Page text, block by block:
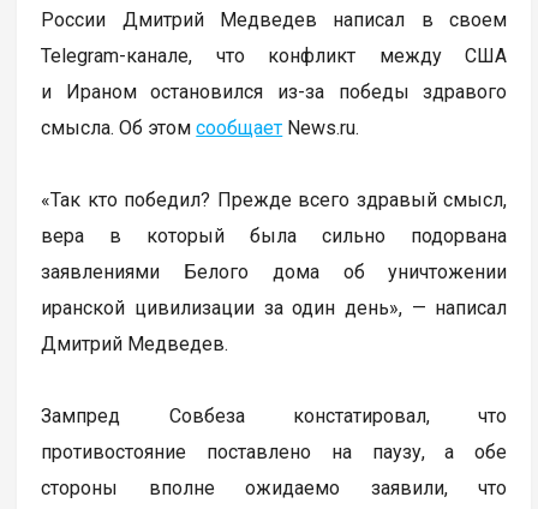
России Дмитрий Медведев написал в своем
Telegram-канале, что конфликт между США
и Ираном остановился из-за победы здравого
смысла. Об этомсообщает News.ru.
«Так кто победил? Прежде всего здравый смысл,
вера в который была сильно подорвана
заявлениями Белого дома об уничтожении
иранской цивилизации за один день», — написал
Дмитрий Медведев.
Зампред Совбеза констатировал, что
противостояние поставлено на паузу, а обе
стороны вполне ожидаемо заявили, что